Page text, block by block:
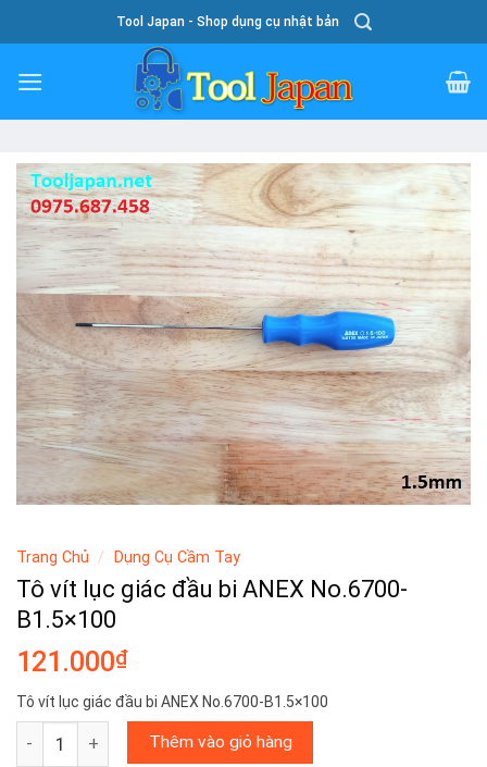
To
Content
Tool Japan - Shop dụng cụ nhật bản
Trang Chủ / Dụng Cụ Cầm Tay
Tô vít lục giác đầu bi ANEX No.6700-
B1.5×100
121.000₫
Tô vít lục giác đầu bi ANEX No.6700-B1.5×100
Tô vít lục giác đầu bi ANEX No.6700-B1.5x100 số lượng
Thêm vào giỏ hàng